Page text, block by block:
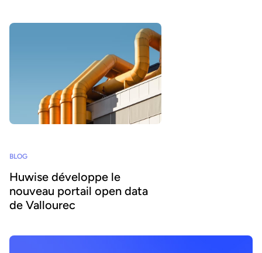
BLOG
Huwise développe le
nouveau portail open data
de Vallourec